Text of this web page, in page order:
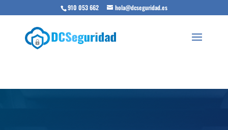
910 053 662 hola@dcseguridad.es